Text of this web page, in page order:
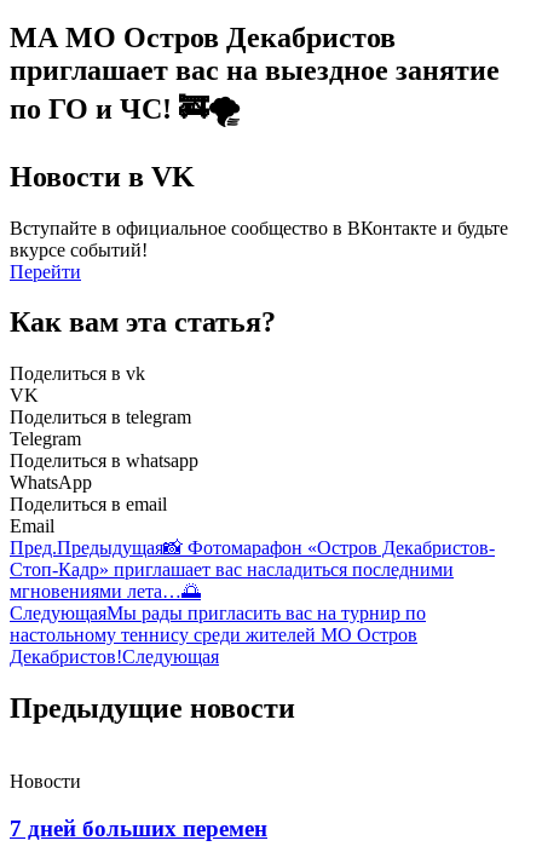
МА МО Остров Декабристов
приглашает вас на выездное занятие
по ГО и ЧС! 🚒🌪
Новости в VK
Вступайте в официальное сообщество в ВКонтакте и будьте
вкурсе событий!
Перейти
Как вам эта статья?
Поделиться в vk
VK
Поделиться в telegram
Telegram
Поделиться в whatsapp
WhatsApp
Поделиться в email
Email
Пред.Предыдущая📸 Фотомарафон «Остров Декабристов-
Стоп-Кадр» приглашает вас насладиться последними
мгновениями лета…🌅
СледующаяМы рады пригласить вас на турнир по
настольному теннису среди жителей МО Остров
Декабристов!Следующая
Предыдущие новости
Новости
7 дней больших перемен